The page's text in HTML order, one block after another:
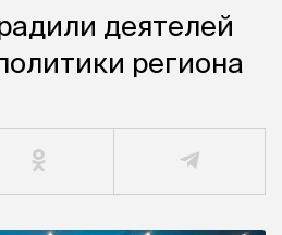
деятелей
региона